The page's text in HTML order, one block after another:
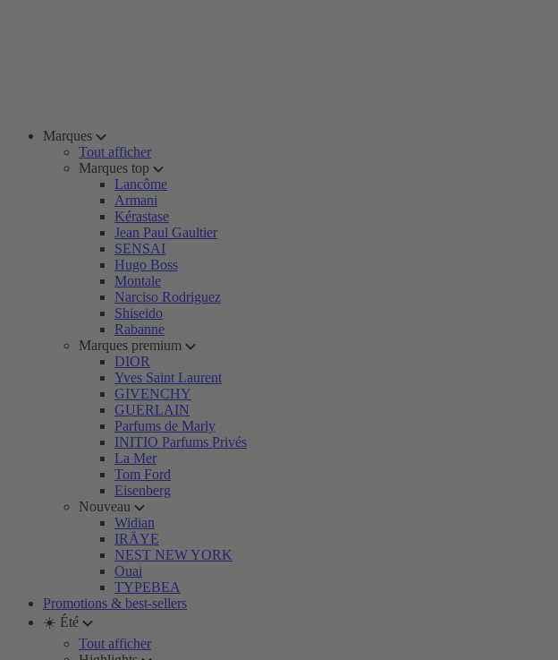
Marques
Tout afficher
Marques top
Lancôme
Armani
Kérastase
Jean Paul Gaultier
SENSAI
Hugo Boss
Montale
Narciso Rodriguez
Shiseido
Rabanne
Marques premium
DIOR
Yves Saint Laurent
GIVENCHY
GUERLAIN
Parfums de Marly
INITIO Parfums Privés
La Mer
Tom Ford
Eisenberg
Nouveau
Widian
IRÄYE
NEST NEW YORK
Ouai
TYPEBEA
Promotions & best-sellers
☀️ Été
Tout afficher